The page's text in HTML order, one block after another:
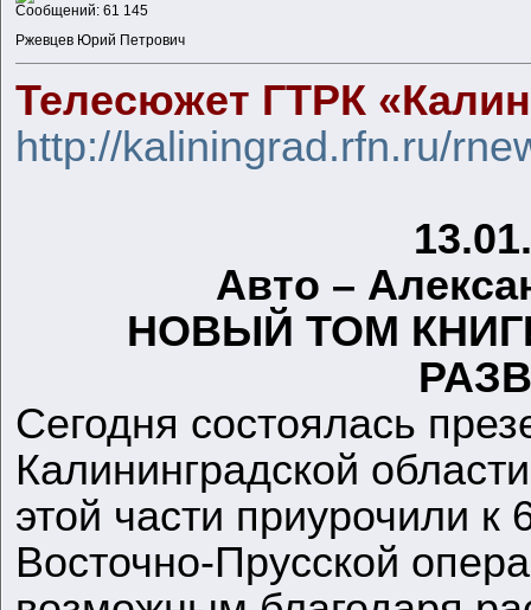
Сообщений: 61 145
Ржевцев Юрий Петрович
Телесюжет ГТРК
http://kaliningrad.rfn.ru/
Авто –
НОВЫЙ ТОМ
Сегодня состоялась
Калининградской
этой части приурочили
Восточно-Прусской